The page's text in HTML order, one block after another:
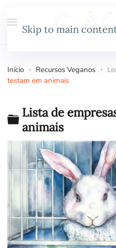
Skip to main
Início Recursos Veganos
testam em animais
Pasta
Lista de
animais